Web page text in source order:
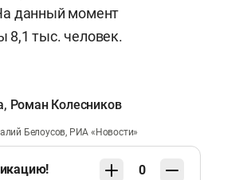
данный момент
8,1 тыс. человек.
, Роман Колесников
Белоусов, РИА «Новости»
0